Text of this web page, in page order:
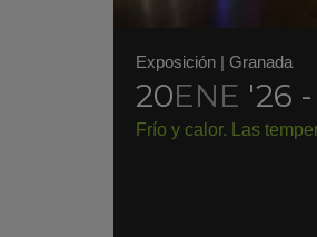
Exposición | Granada
20ENE '26 -
Frío y calor. Las